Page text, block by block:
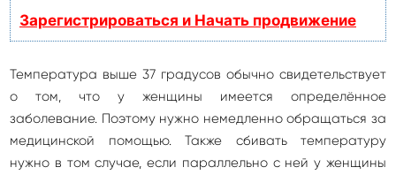
Зарегистрироваться и Начать продвижение
Температура выше 37 градусов обычно свидетельствует
о том, что у женщины имеется определённое
заболевание. Поэтому нужно немедленно обращаться за
медицинской помощью. Также сбивать температуру
нужно в том случае, если параллельно с ней у женщины